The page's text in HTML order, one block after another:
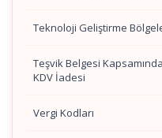
Teknoloji Geliştirme
Teşvik Belgesi
KDV İadesi
Vergi Kodları